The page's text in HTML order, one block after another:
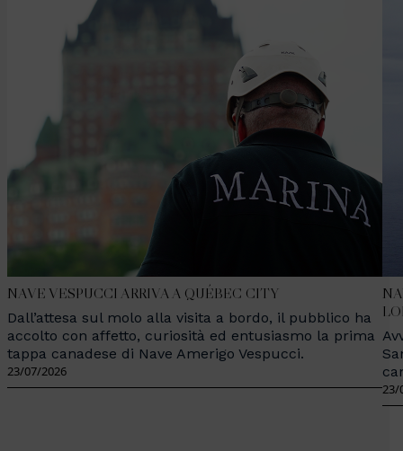
NAVE VESPUCCI ARRIVA A QUÉBEC CITY
Dall’attesa sul molo alla visita a bordo, il pubblico ha
accolto con affetto, curiosità ed entusiasmo la prima
tappa canadese di Nave Amerigo Vespucci.
23/07/2026
23/